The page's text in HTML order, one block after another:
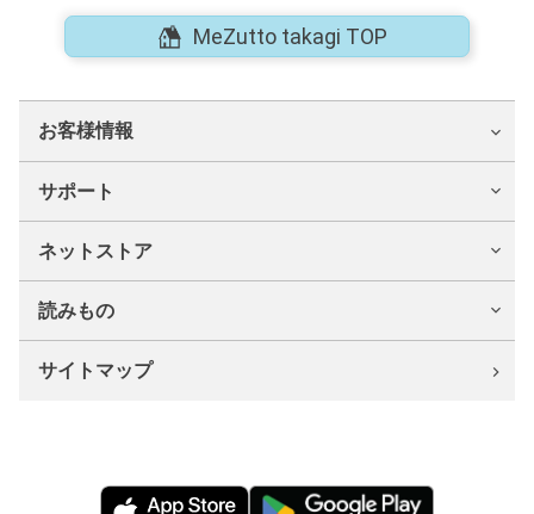
MeZutto takagi TOP
お客様情報
サポート
ネットストア
読みもの
サイトマップ